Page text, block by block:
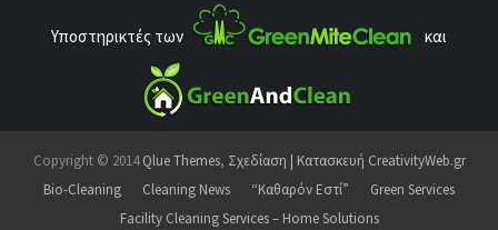
Υποστηρικτές των και
Copyright © 2014Qlue Themes, Σχεδίαση | Κατασκευή CreativityWeb.gr
Bio-Cleaning
Cleaning News “Καθαρόν Εστί”
Green Services
Facility Cleaning Services – Home Solutions